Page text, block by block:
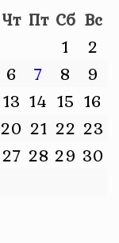
Чт Пт Сб Вс
1
2
6 7 8
9
13 14 15 16
20 21 22 23
27 28 29 30